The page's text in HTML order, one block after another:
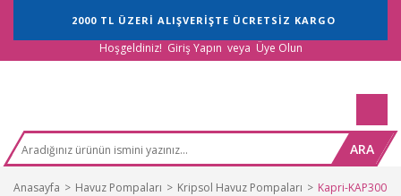
2000 TL ÜZERİ ALIŞVERİŞTE ÜCRETSİZ KARGO
Hoşgeldiniz! Giriş Yapın veya Üye Olun
ARA
Anasayfa Havuz Pompaları Kripsol Havuz Pompaları Kapri-KAP300